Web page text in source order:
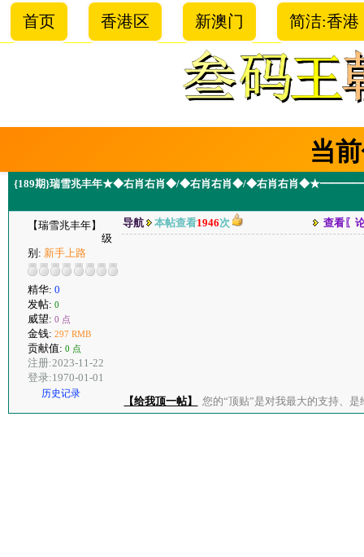
首页 香港区 新澳门 简洁:香港
当
{189期}瑞雪兆丰年★◆右肖右肖◆/◆右肖右肖◆/◆右肖右肖
【瑞雪兆丰年】
级
别: 新手上路
精华: 0
发帖: 0
威望: 0 点
金钱: 297 RMB
贡献值: 0 点
注册:2023-11-22
登录:1970-01-01
历史记录
导航 本帖查看1946次 查看〖
【给我顶一帖】 您的“顶贴”是对我最大的支持、